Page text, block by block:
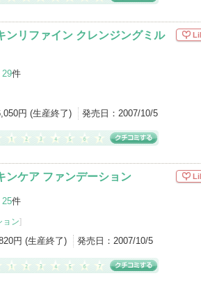
ンリファイン クレンジングミル
29件
円 (生産終了) 発売日： 2007/10/5
ンケア ファンデーション
25件
ョン]
円 (生産終了) 発売日： 2007/10/5